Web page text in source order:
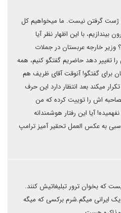
گرفتن نیست. ما میخواهیم کل
بیندازیم، با این اظهار نظر آیا
وزیر خارجه عربستان در جملات
تغییر دهد حاضریم گفتگو کنیم، همه
برای گفتگو! آنوقت آقای ظریف هم
میکند بعد انتظار دارد این حرف
اش را توییت کرده که من
آیا این رفتار هوشمندانه
به عکس العمل تحقیر آمیز ترامپ
که بخوان ترور تبلیغاتیش کنند.
ایرانی میگم.شرم برکسی که میگه